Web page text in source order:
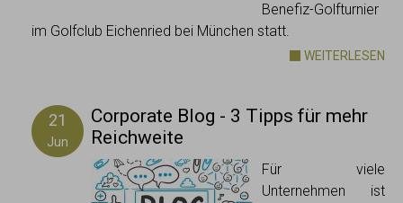
Benefiz-Golfturnier
im Golfclub Eichenried bei München statt.
WEITERLESEN
21
Jun
Corporate Blog - 3 Tipps für mehr
Reichweite
Für viele
Unternehmen ist